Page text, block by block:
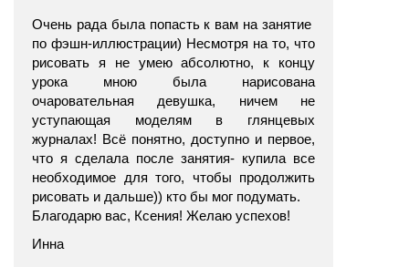
Очень рада была попасть к вам на занятие
по фэшн-иллюстрации) Несмотря на то, что
рисовать я не умею абсолютно, к концу
урока мною была нарисована
очаровательная девушка, ничем не
уступающая моделям в глянцевых
журналах! Всё понятно, доступно и первое,
что я сделала после занятия- купила все
необходимое для того, чтобы продолжить
рисовать и дальше)) кто бы мог подумать.
Благодарю вас, Ксения! Желаю успехов!
Инна